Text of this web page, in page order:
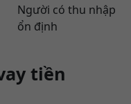
Người có thu nhập
ổn định
tiền